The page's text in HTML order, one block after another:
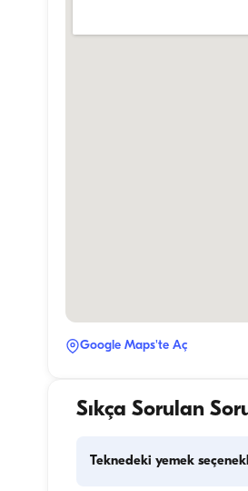
Google Maps'te Aç
Sıkça Sorulan
Teknedeki yemek